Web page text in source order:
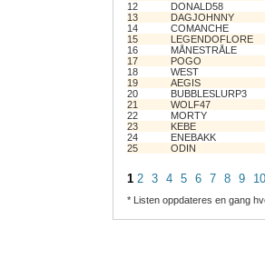
12
DONALD58
13
DAGJOHNNY
14
COMANCHE
15
LEGENDOFLORE
16
MÅNESTRÅLE
17
POGO
18
WEST
19
AEGIS
20
BUBBLESLURP3
21
WOLF47
22
MORTY
23
KEBE
24
ENEBAKK
25
ODIN
1 2 3 4 5 6 7 8 9 10
* Listen oppdateres en gang